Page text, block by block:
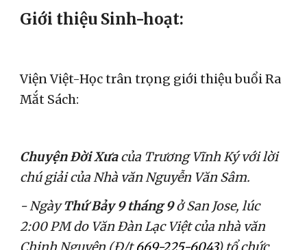
Giới thiệu Sinh-hoạt:
Viện Việt-Học trân trọng giới thiệu buổi Ra
Mắt Sách:
Chuyện Đời Xưa của Trương Vĩnh Ký với lời
chú giải của Nhà văn Nguyễn Văn Sâm.
- Ngày Thứ Bảy 9 tháng 9 ở San Jose, lúc
2:00 PM do Văn Đàn Lạc Việt của nhà văn